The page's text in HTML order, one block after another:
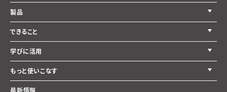
製品
できること
学びに活用
もっと使いこなす